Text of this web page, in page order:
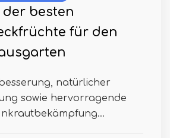
der besten
für den
natürlicher
sowie hervorragende